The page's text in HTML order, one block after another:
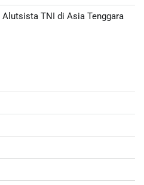
TNI di Asia Tenggara